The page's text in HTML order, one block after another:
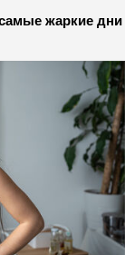
жаркие дни